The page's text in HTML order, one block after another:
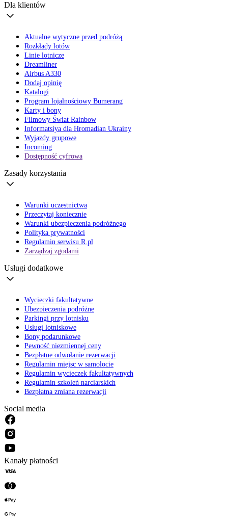
Dla klientów
Aktualne wytyczne przed podróżą
Rozkłady lotów
Linie lotnicze
Dreamliner
Airbus A330
Dodaj opinię
Katalogi
Program lojalnościowy Bumerang
Karty i bony
Filmowy Świat Rainbow
Informatsiya dla Hromadian Ukrainy
Wyjazdy grupowe
Incoming
Dostępność cyfrowa
Zasady korzystania
Warunki uczestnictwa
Przeczytaj koniecznie
Warunki ubezpieczenia podróżnego
Polityka prywatności
Regulamin serwisu R.pl
Zarządzaj zgodami
Usługi dodatkowe
Wycieczki fakultatywne
Ubezpieczenia podróżne
Parkingi przy lotnisku
Usługi lotniskowe
Bony podarunkowe
Pewność niezmiennej ceny
Bezpłatne odwołanie rezerwacji
Regulamin miejsc w samolocie
Regulamin wycieczek fakultatywnych
Regulamin szkoleń narciarskich
Bezpłatna zmiana rezerwacji
Social media
Kanały płatności